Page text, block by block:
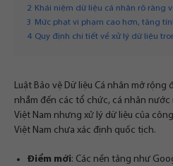
2 Khái niệm dữ liệu cá nhân rõ ràng
3
Mức phạt vi phạm cao hơn, tăng
4 Quy định chi tiết về xử lý dữ liệu
Luật Bảo vệ Dữ liệu Cá nhân mở
nhắm đến các tổ chức, cá nhân
Việt Nam nhưng xử lý dữ liệu của
Việt Nam chưa xác định quốc tịch.
Điểm mới: Các nền tảng như